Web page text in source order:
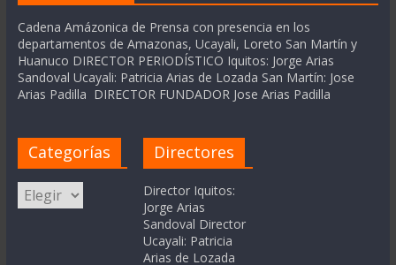
Cadena Amázonica de Prensa con presencia en los
departamentos de Amazonas, Ucayali, Loreto San Martín y
Huanuco DIRECTOR PERIODÍSTICO Iquitos: Jorge Arias
Sandoval Ucayali: Patricia Arias de Lozada San Martín: Jose
Arias Padilla DIRECTOR FUNDADOR Jose Arias Padilla
Categorías
Categorías
Directores
Director Iquitos:
Jorge Arias
Sandoval Director
Ucayali: Patricia
Arias de Lozada